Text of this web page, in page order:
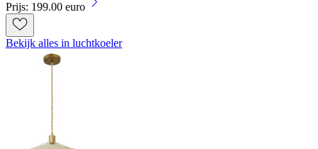
Prijs: 199.00 euro
Bekijk alles in luchtkoeler